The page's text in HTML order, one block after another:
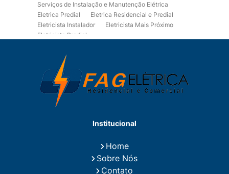
Serviços de Instalação e Manutenção Elétrica
Eletrica Predial
Eletrica Residencial e Predial
Eletricista Instalador
Eletricista Mais Próximo
Eletricista Predial
Eletricista Residencial
Eletricista Residencial E Predial
Eletricistas de Manutenção
Empresa de Instalações Elétricas
Empresa de Manutenção Eletrica
Empresa de Prestação de Serviços Eletricos
Fiação para Instalação Eletrica Residencial
Instalação de Energia Solar Residencial Preço
Instalação de Painel Solar
Instalação de Placa Solar
Institucional
Home
Sobre Nós
Contato